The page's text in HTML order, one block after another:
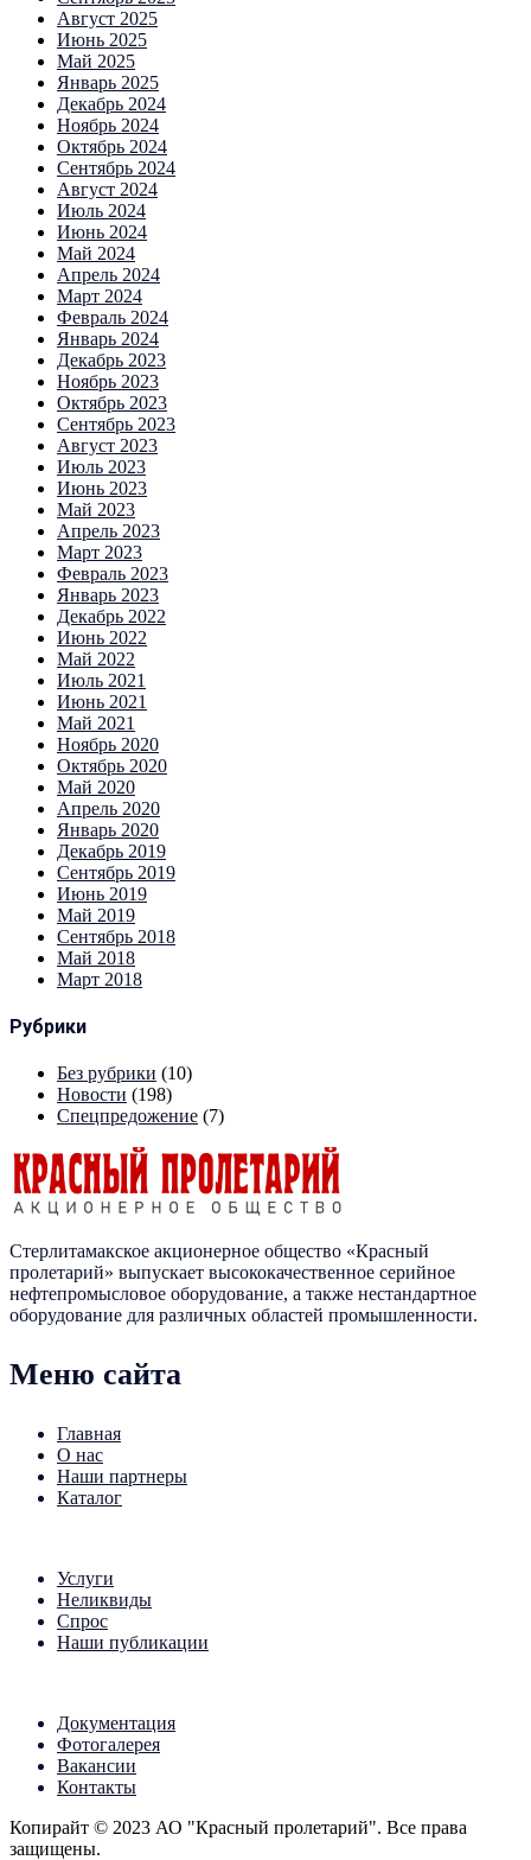
Август 2025
Июнь 2025
Май 2025
Январь 2025
Декабрь 2024
Ноябрь 2024
Октябрь 2024
Сентябрь 2024
Август 2024
Июль 2024
Июнь 2024
Май 2024
Апрель 2024
Март 2024
Февраль 2024
Январь 2024
Декабрь 2023
Ноябрь 2023
Октябрь 2023
Сентябрь 2023
Август 2023
Июль 2023
Июнь 2023
Май 2023
Апрель 2023
Март 2023
Февраль 2023
Январь 2023
Декабрь 2022
Июнь 2022
Май 2022
Июль 2021
Июнь 2021
Май 2021
Ноябрь 2020
Октябрь 2020
Май 2020
Апрель 2020
Январь 2020
Декабрь 2019
Сентябрь 2019
Июнь 2019
Май 2019
Сентябрь 2018
Май 2018
Март 2018
Рубрики
Без рубрики (10)
Новости (198)
Спецпредожение (7)
Стерлитамакское акционерное общество «Красный
пролетарий» выпускает высококачественное серийное
нефтепромысловое оборудование, а также нестандартное
оборудование для различных областей промышленности.
Меню сайта
Главная
О нас
Наши партнеры
Каталог
Услуги
Неликвиды
Спрос
Наши публикации
Документация
Фотогалерея
Вакансии
Контакты
Копирайт © 2023 АО "Красный пролетарий". Все права
защищены.